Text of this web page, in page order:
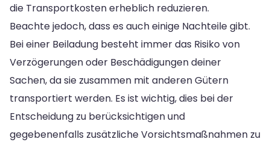
die Transportkosten erheblich reduzieren.
Beachte jedoch, dass es auch einige Nachteile gibt.
Bei einer Beiladung besteht immer das Risiko von
Verzögerungen oder Beschädigungen deiner
Sachen, da sie zusammen mit anderen Gütern
transportiert werden. Es ist wichtig, dies bei der
Entscheidung zu berücksichtigen und
gegebenenfalls zusätzliche Vorsichtsmaßnahmen zu